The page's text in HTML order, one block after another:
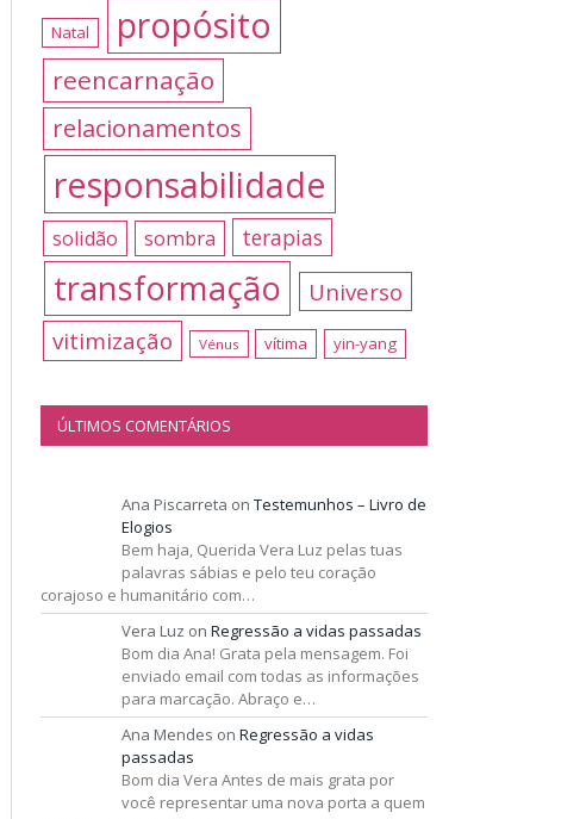
Natal propósito
reencarnação
relacionamentos
responsabilidade
solidão sombra terapias
transformação Universo
vitimização Vénus vítima yin-yang
ÚLTIMOS COMENTÁRIOS
Ana Piscarreta on Testemunhos – Livro de
Elogios
Bem haja, Querida Vera Luz pelas tuas
palavras sábias e pelo teu coração
corajoso e humanitário com…
Vera Luz on Regressão a vidas passadas
Bom dia Ana! Grata pela mensagem. Foi
enviado email com todas as informações
para marcação. Abraço e…
Ana Mendes on Regressão a vidas
passadas
Bom dia Vera Antes de mais grata por
você representar uma nova porta a quem